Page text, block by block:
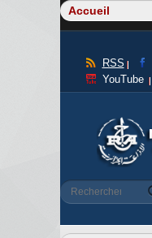
RSS
YouTube
Rechercher